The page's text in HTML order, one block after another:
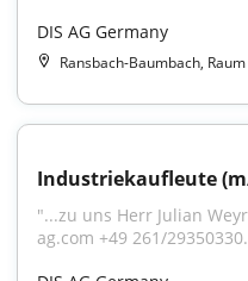
DIS AG Germany
Ransbach-Baumbach, Raum
Industriekaufleute
"...zu uns Herr Julian
ag.com +49 261/